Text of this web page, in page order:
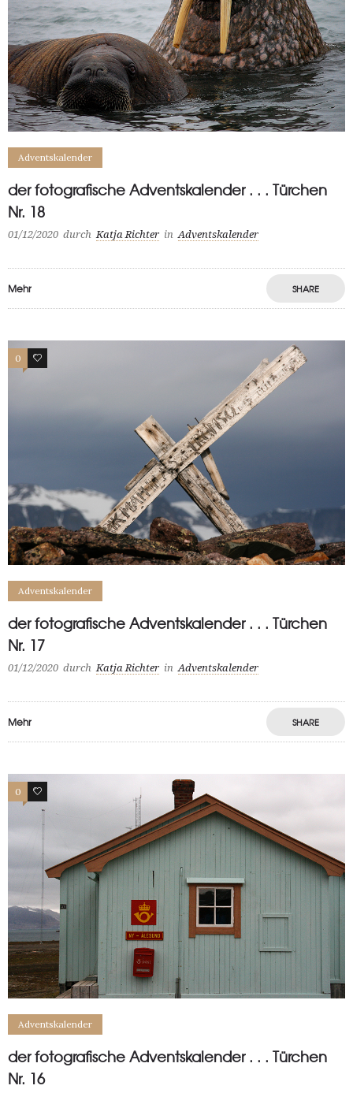
Adventskalender
der fotografische Adventskalender . . . Türchen
Nr. 18
01/12/2020 durch Katja Richter in Adventskalender
Mehr SHARE
0 0
Adventskalender
der fotografische Adventskalender . . . Türchen
Nr. 17
01/12/2020 durch Katja Richter in Adventskalender
Mehr SHARE
0 0
Adventskalender
der fotografische Adventskalender . . . Türchen
Nr. 16